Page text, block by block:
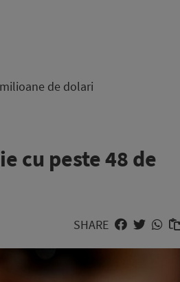
de dolari
cu peste 48 de
SHARE